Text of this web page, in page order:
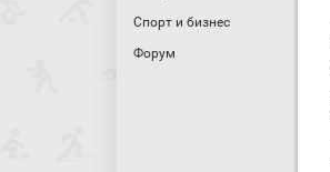
Спорт и бизнес
Форум